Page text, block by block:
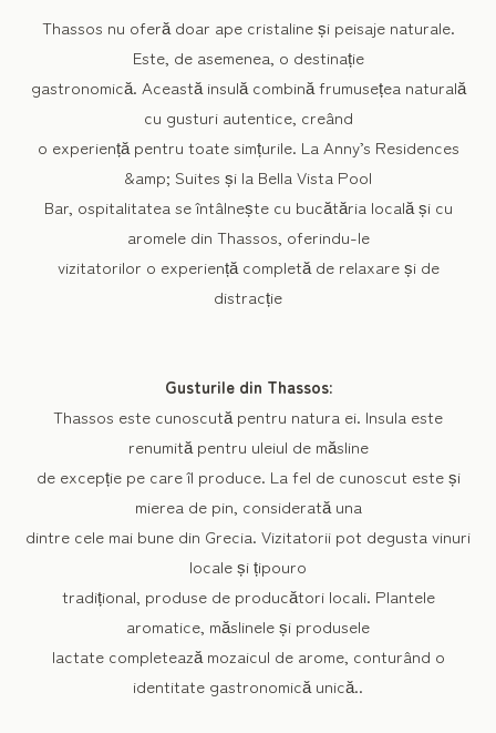
Thassos nu oferă doar ape cristaline și peisaje naturale.
Este, de asemenea, o destinație
gastronomică. Această insulă combină frumusețea naturală
cu gusturi autentice, creând
o experiență pentru toate simțurile. La Anny’s Residences
&amp; Suites și la Bella Vista Pool
Bar, ospitalitatea se întâlnește cu bucătăria locală și cu
aromele din Thassos, oferindu-le
vizitatorilor o experiență completă de relaxare și de
distracție
Gusturile din Thassos:
Thassos este cunoscută pentru natura ei. Insula este
renumită pentru uleiul de măsline
de excepție pe care îl produce. La fel de cunoscut este și
mierea de pin, considerată una
dintre cele mai bune din Grecia. Vizitatorii pot degusta vinuri
locale și țipouro
tradițional, produse de producători locali. Plantele
aromatice, măslinele și produsele
lactate completează mozaicul de arome, conturând o
identitate gastronomică unică..